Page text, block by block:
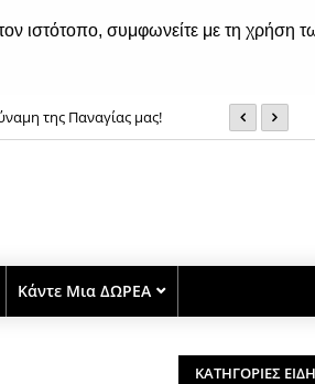
ιστότοπο, συμφωνείτε με τη χρήση
της Παναγίας μας!
Κάντε Μια ΔΩΡΕΑ
ΚΑΤΗΓΟΡΙΕΣ